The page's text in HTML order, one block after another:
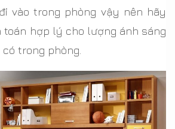
vào trong phòng vậy nên hãy
toán hợp lý cho lượng ánh sáng
trong phòng.